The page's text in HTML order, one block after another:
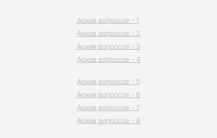
Архив вопросов - 1
Архив вопросов - 2
Архив вопросов - 3
Архив вопросов - 4
Архив вопросов - 5
Архив вопросов - 6
Архив вопросов - 7
Архив вопросов - 8